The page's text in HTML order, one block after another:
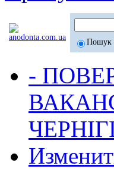
Пошук
-